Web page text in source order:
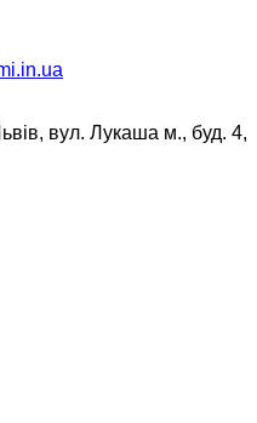
вул. Лукаша м., буд. 4,